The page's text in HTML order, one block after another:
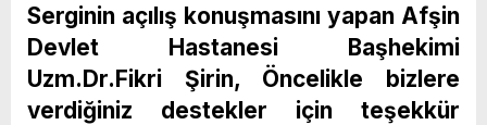
Serginin açılış konuşmasını yapan Afşin
Devlet Hastanesi Başhekimi
Uzm.Dr.Fikri Şirin, Öncelikle bizlere
verdiğiniz destekler için teşekkür